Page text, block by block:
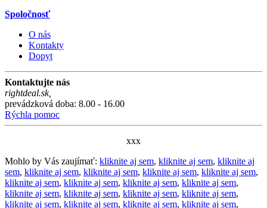
Spoločnosť
O nás
Kontakty
Dopyt
Kontaktujte nás
rightdeal.sk,
prevádzková doba: 8.00 - 16.00
Rýchla pomoc
xxx
Mohlo by Vás zaujímať: kliknite aj sem, kliknite aj sem, kliknite aj
sem, kliknite aj sem, kliknite aj sem, kliknite aj sem, kliknite aj sem,
kliknite aj sem, kliknite aj sem, kliknite aj sem, kliknite aj sem,
kliknite aj sem, kliknite aj sem, kliknite aj sem, kliknite aj sem,
kliknite aj sem, kliknite aj sem, kliknite aj sem, kliknite aj sem,